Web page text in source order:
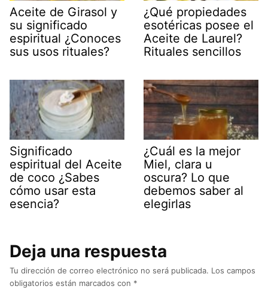
Aceite de Girasol y
su significado
espiritual ¿Conoces
sus usos rituales?
¿Qué propiedades
esotéricas posee el
Aceite de Laurel?
Rituales sencillos
Significado
espiritual del Aceite
de coco ¿Sabes
cómo usar esta
esencia?
¿Cuál es la mejor
Miel, clara u
oscura? Lo que
debemos saber al
elegirlas
Deja una respuesta
Tu dirección de correo electrónico no será publicada. Los campos
obligatorios están marcados con *